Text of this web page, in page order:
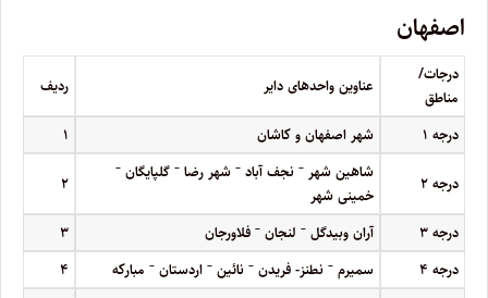
اصفهان
درجات/
مناطق
عناوین واحدهای دایر ردیف
درجه ۱ شهر اصفهان و کاشان ۱
درجه۲
شاهین شهر– نجف آباد– شهر رضا– گلپایگان–
خمینی شهر
۲
درجه۳ آران وبیدگل– لنجان– فلاورجان
۳
درجه ۴ سمیرم– نطنز- فریدن– نائین– اردستان– مبارکه
۴